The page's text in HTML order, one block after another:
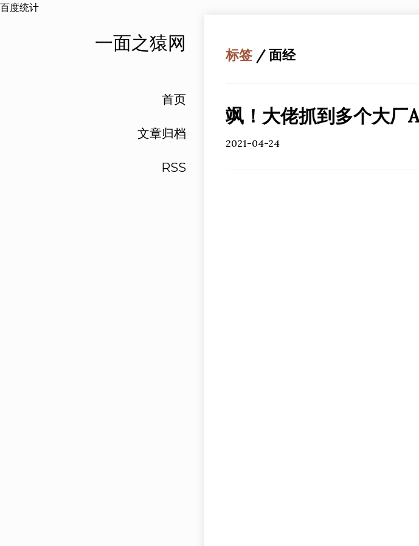
百度统计
一面之猿网
首页
文章归档
RSS
标签 / 面经
飒！大佬抓到多个大厂
2021-04-24